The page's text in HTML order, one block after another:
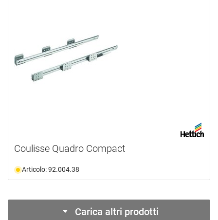
Coulisse Quadro Compact
Articolo: 92.004.38
Carica altri prodotti